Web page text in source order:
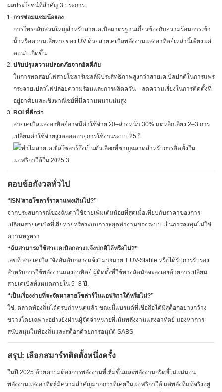
ผลประโยชน์ที่สำคัญ 3 ประการ:
การซ่อมแซมน้อยลง
การโทรกลับส่วนใหญ่สำหรับสายเคเบิลมาตรฐานเกี่ยวข้องกับความร้อนการเข้า
น้ำหรือความเสียหายของ UV ด้วยสายเคเบิลพลังงานแสงอาทิตย์เหล่านี้เพียงแค่
ดอน’t เกิดขึ้น
ปรับปรุงความปลอดภัยจากอัคคีภัย
ในการทดสอบไฟสายโซลาร์เซลล์มีประสิทธิภาพสูงกว่าสายเคเบิลปกติในการแพร่
กระจายเปลวไฟปล่อยความร้อนและการผลิตควัน—ลดความเสี่ยงในการติดตั้งที่
อยู่อาศัยและเชิงพาณิชย์ที่มีความหนาแน่นสูง
ROI ที่ดีกว่า
สายเคเบิลแสงอาทิตย์อาจมีค่าใช้จ่าย 20–ล่วงหน้า 30% แต่หลีกเลี่ยง 2–3 การ
เปลี่ยนค่าใช้จ่ายสูงตลอดอายุการใช้งานระบบ 25 ปี
ตอบข้อกังวลทั่วไป
“ISN’สายโซลาร์ราคาแพงเกินไป?”
จากประสบการณ์ของฉันค่าใช้จ่ายเพิ่มเติมน้อยที่สุดเมื่อเทียบกับราคาของการ
เปลี่ยนสายเคเบิลที่เสียหายหรือระบบการหยุดทำงานของระบบ เป็นการลงทุนไม่ใช่
ความหรูหรา
“ฉันสามารถใช้สายเคเบิลกลางแจ้งปกติได้หรือไม่?”
เลขที่ สายเคเบิล "จัดอันดับกลางแจ้ง" มากมาย’T UV-Stable หรือได้รับการรับรอง
สำหรับการใช้พลังงานแสงอาทิตย์ ผู้ติดตั้งที่ใช้ทางลัดมักจะลงเอยด้วยการเปลี่ยน
สายเคเบิลทั้งหมดภายใน 5–8 ปี.
“เป็นเรื่องง่ายที่จะจัดหาสายโซล่าร์ในแอฟริกาใต้หรือไม่?”
ใช่. ตลาดท้องถิ่นได้ครบกำหนดแล้ว ขณะนี้แบรนด์ที่เชื่อถือได้มีสต็อกอย่างกว้าง
ขวางโดยเฉพาะอย่างยิ่งผ่านผู้จัดจำหน่ายที่เน้นพลังงานแสงอาทิตย์ มองหาการ
สนับสนุนในท้องถิ่นและสต็อกด้วยการอนุมัติ SABS
สรุป: เลือกสมาร์ทติดตั้งหนึ่งครั้ง
ในปี 2025 ด้วยความต้องการพลังงานที่เพิ่มขึ้นและพลังงานกริดที่ไม่แน่นอน
พลังงานแสงอาทิตย์มีความสำคัญมากกว่าที่เคยในแอฟริกาใต้ แต่พลังที่แท้จริงอยู่